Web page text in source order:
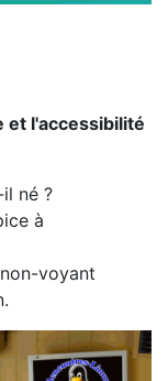
et l'accessibilité
né ?
à
voyant